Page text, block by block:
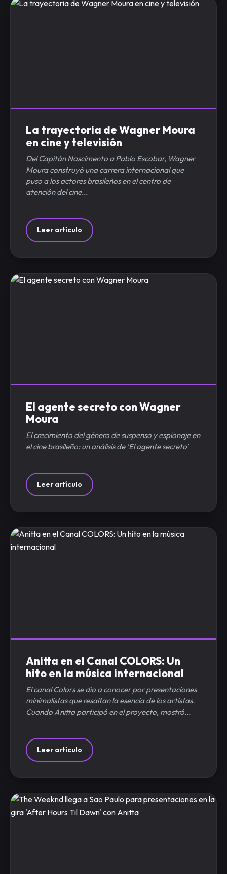
La trayectoria de Wagner Moura
en cine y televisión
Del Capitán Nascimento a Pablo Escobar, Wagner
Moura construyó una carrera internacional que
puso a los actores brasileños en el centro de
atención del cine...
Leer artículo
El agente secreto con Wagner
Moura
El crecimiento del género de suspenso y espionaje en
el cine brasileño: un análisis de 'El agente secreto'
Leer artículo
Anitta en el Canal COLORS: Un
hito en la música internacional
El canal Colors se dio a conocer por presentaciones
minimalistas que resaltan la esencia de los artistas.
Cuando Anitta participó en el proyecto, mostró...
Leer artículo